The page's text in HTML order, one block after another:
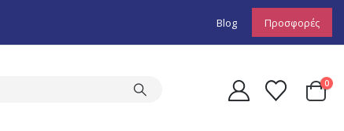
Blog Προσφορές
0